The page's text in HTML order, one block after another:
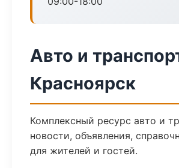
Авто и
Красноярск
Комплексный ресурс авто и
новости, объявления,
для жителей и гостей.